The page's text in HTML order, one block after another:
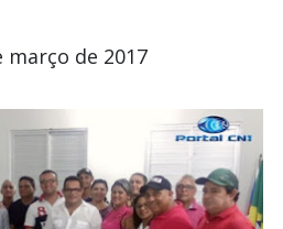
março de 2017